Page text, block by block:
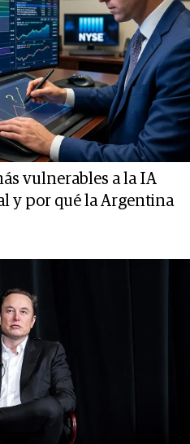
vulnerables a la IA
y por qué la Argentina